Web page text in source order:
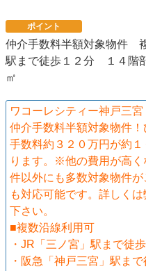
ポイント
仲介手数料半額対象物件
駅まで徒歩１２分 １４
㎡
ワコーレシティー神戸三
仲介手数料半額対象物件
手数料約３２０万円が約
ります。※他の費用が高
件以外にも多数対象物件
も対応可能です。詳しく
下さい。
■複数沿線利用可
・JR「三ノ宮」駅まで徒
・阪急「神戸三宮」駅ま